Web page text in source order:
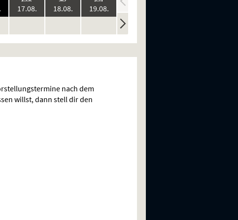
2026:17.08.2026:
Vorstellungen
18.08.2026:
Vorstellungen
19.08.2026:
Vorstellungen
20.08.
keine
Vorstellungen
nach dem
willst, dann stell dir den